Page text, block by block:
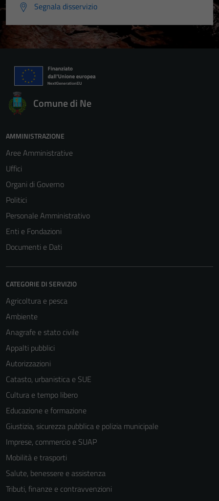
Segnala disservizio
Comune di Ne
AMMINISTRAZIONE
Aree Amministrative
Uffici
Organi di Governo
Politici
Personale Amministrativo
Enti e Fondazioni
Documenti e Dati
CATEGORIE DI SERVIZIO
Agricoltura e pesca
Ambiente
Anagrafe e stato civile
Appalti pubblici
Autorizzazioni
Catasto, urbanistica e SUE
Cultura e tempo libero
Educazione e formazione
Giustizia, sicurezza pubblica e polizia municipale
Imprese, commercio e SUAP
Mobilità e trasporti
Salute, benessere e assistenza
Tributi, finanze e contravvenzioni